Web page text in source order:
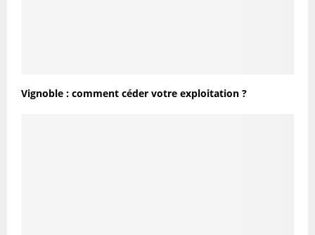
Vignoble : comment céder votre exploitation ?